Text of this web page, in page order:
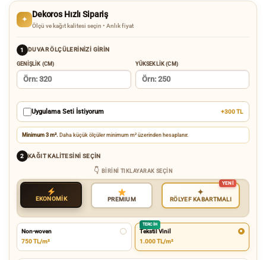
✦
Dekoros Hızlı Sipariş
Ölçü ve kağıt kalitesi seçin • Anlık fiyat
1 DUVAR ÖLÇÜLERINIZI GIRIN
GENIŞLIK (CM) YÜKSEKLIK (CM)
Uygulama Seti İstiyorum +300 TL
Minimum 3 m². Daha küçük ölçüler minimum m² üzerinden hesaplanır.
2 KAĞIT KALITESINI SEÇIN
BIRINI TIKLAYARAK SEÇIN
EKONOMİK PREMIUM
✦
RÖLYEF KABARTMALI
Non-woven
750 TL/m²
TERCIH
Tekstil Vinil
1.000 TL/m²